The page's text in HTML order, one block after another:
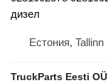
дизел
Естония, Tallinn
TruckParts Eesti OÜ